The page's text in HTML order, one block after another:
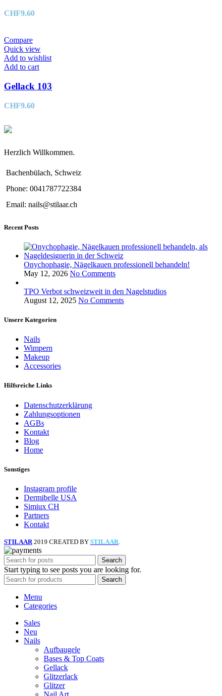
CHF9.60
Compare
Quick view
Add to wishlist
Add to cart
Gellack 103
CHF9.60
Herzlich Willkommen.
Bachenbülach, Schweiz
Phone: 0041787722384
Email: nails@stilaar.ch
Recent Posts
Onychophagie, Nägelkauen professionell behandeln!
May 12, 2026 No Comments
TPO Verbot schweizweit in den Nagelstudios
August 12, 2025 No Comments
Unsere Kategorien
Nails
Wimpern
Makeup
Accessories
Hilfsreiche Links
Datenschutzerklärung
Zahlungsoptionen
AGBs
Kontakt
Blog
Home
Sonstiges
Instagram profile
Dermibelle USA
Simiux CH
Partners
Kontakt
STILAAR 2019 CREATED BY STILAAR.
Search
Start typing to see posts you are looking for.
Search
Menu
Categories
Sales
Neu
Nails
Aufbaugele
Bases & Top Coats
Gellack
Glitzerlack
Glitzer
Nail Art